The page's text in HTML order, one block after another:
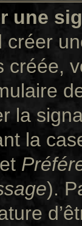
une
créer
créée,
la
la
).